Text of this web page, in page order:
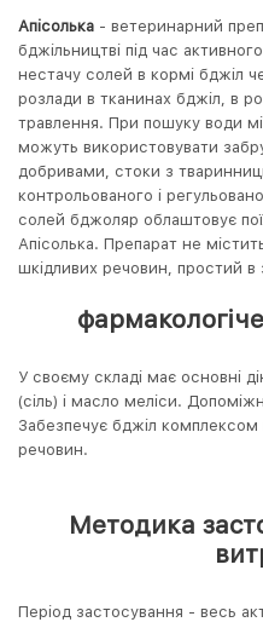
Апісолька - ветеринарний
бджільництві під час
нестачу солей в кормі бджіл
розлади в тканинах бджіл, в
травлення. При пошуку води
можуть використовувати
добривами, стоки з
контрольованого і
солей бджоляр облаштовує
Апісолька. Препарат не
шкідливих речовин, простий в
У своєму складі має основні
(сіль) і масло меліси.
Забезпечує бджіл комплексом
речовин.
Методика
Період застосування - весь